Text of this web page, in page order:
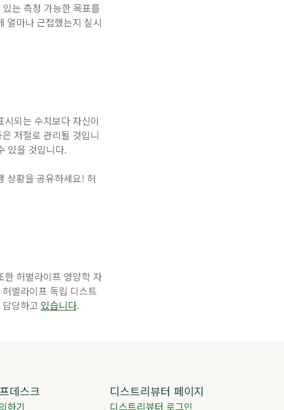
는 측정 가능한 목표를
얼마나 근접했는지 실시
되는 수치보다 자신이
저절로 관리될 것입니
있을 것입니다.
상황을 공유하세요! 허
한 허벌라이프 영양학 자
벌라이프 독립 디스트
당하고 있습니다.
데스크
하기
디스트리뷰터 페이지
디스트리뷰터 로그인